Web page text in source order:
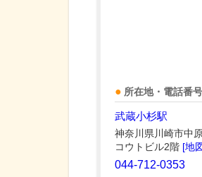
所在地・電話番号
武蔵小杉駅
神奈川県川崎市中
コウトビル2階 [地
044-712-0353